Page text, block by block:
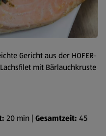
Gericht aus der HOFER-
mit Bärlauchkruste
20 min | Gesamtzeit: 45